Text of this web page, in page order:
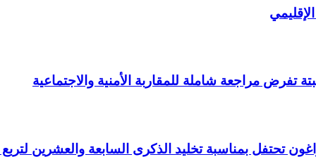
تفرض مراجعة شاملة للمقاربة الأمنية والاجتماعية
تحتفل بمناسبة تخليد الذكرى السابعة والعشرين